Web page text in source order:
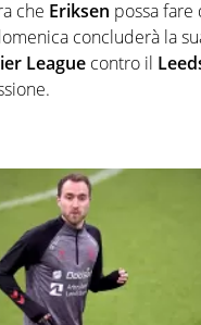
che Eriksen possa fare
concluderà la
League contro il